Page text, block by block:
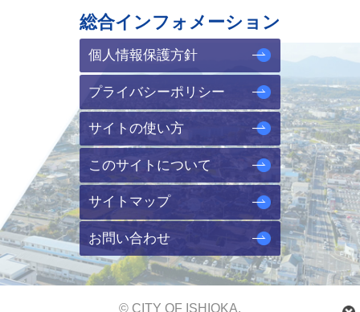
総合インフォメーション
個人情報保護方針
プライバシーポリシー
サイトの使い方
このサイトについて
サイトマップ
お問い合わせ
© CITY OF ISHIOKA.